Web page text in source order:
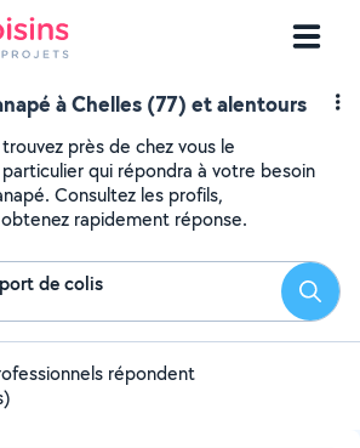
à Chelles (77) et alentours
près de chez vous le
qui répondra à votre besoin
Consultez les profils,
rapidement réponse.
de colis
répondent